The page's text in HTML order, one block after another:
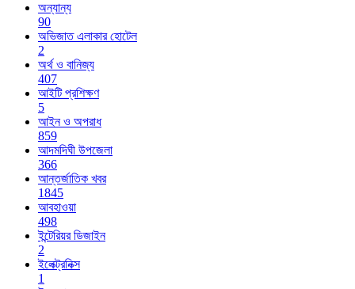
অন্যান্য
90
অভিজাত এলাকার হোটেল
2
অর্থ ও বানিজ্য
407
আইটি প্রশিক্ষণ
5
আইন ও অপরাধ
859
আদমদিঘী উপজেলা
366
আন্তর্জাতিক খবর
1845
আবহাওয়া
498
ইন্টেরিয়র ডিজাইন
2
ইলেক্ট্রনিক্স
1